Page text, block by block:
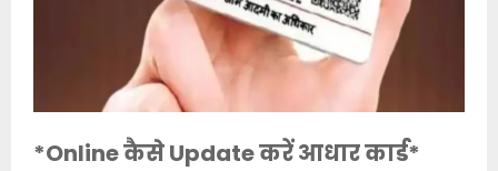
*Online कैसे Update करें आधार कार्ड*